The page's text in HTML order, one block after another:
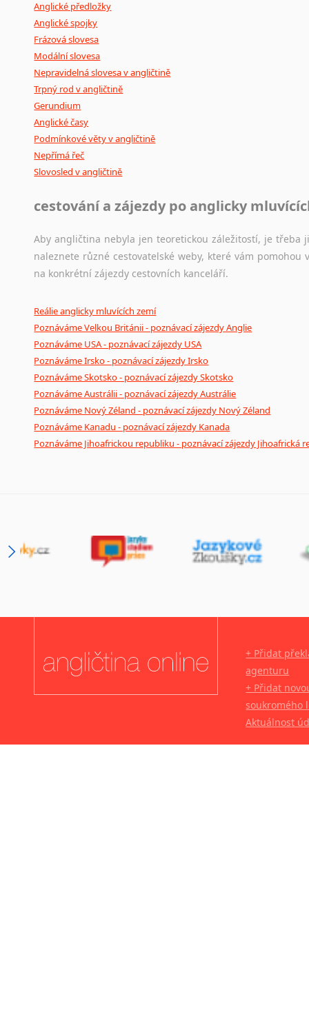
Anglické předložky
Anglické spojky
Frázová slovesa
Modální slovesa
Nepravidelná slovesa v angličtině
Trpný rod v angličtině
Gerundium
Anglické časy
Podmínkové věty v angličtině
Nepřímá řeč
Slovosled v angličtině
cestování a zájezdy po anglicky
Aby angličtina nebyla jen teoretickou záležitostí, je
naleznete různé cestovatelské weby, které vám
na konkrétní zájezdy cestovních kanceláří.
Reálie anglicky mluvících zemí
Poznáváme Velkou Británii - poznávací zájezdy Anglie
Poznáváme USA - poznávací zájezdy USA
Poznáváme Irsko - poznávací zájezdy Irsko
Poznáváme Skotsko - poznávací zájezdy Skotsko
Poznáváme Austrálii - poznávací zájezdy Austrálie
Poznáváme Nový Zéland - poznávací zájezdy Nový Zéland
Poznáváme Kanadu - poznávací zájezdy Kanada
Poznáváme Jihoafrickou republiku - poznávací zájezdy Jihoafrická
+ Přidat
agenturu
+ Přidat
soukromého
Aktuálnost